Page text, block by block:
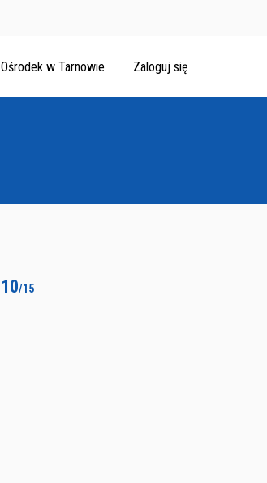
Ośrodek w Tarnowie Zaloguj się
10/15